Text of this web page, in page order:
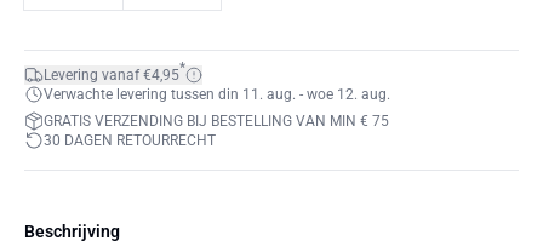
Levering vanaf €4,95*
Verwachte levering tussen din 11. aug. - woe 12. aug.
GRATIS VERZENDING BIJ BESTELLING VAN MIN € 75
30 DAGEN RETOURRECHT
Beschrijving